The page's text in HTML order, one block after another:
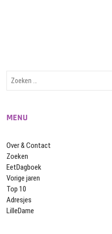
MENU
Over & Contact
Zoeken
EetDagboek
Vorige jaren
Top 10
Adresjes
LilleDame